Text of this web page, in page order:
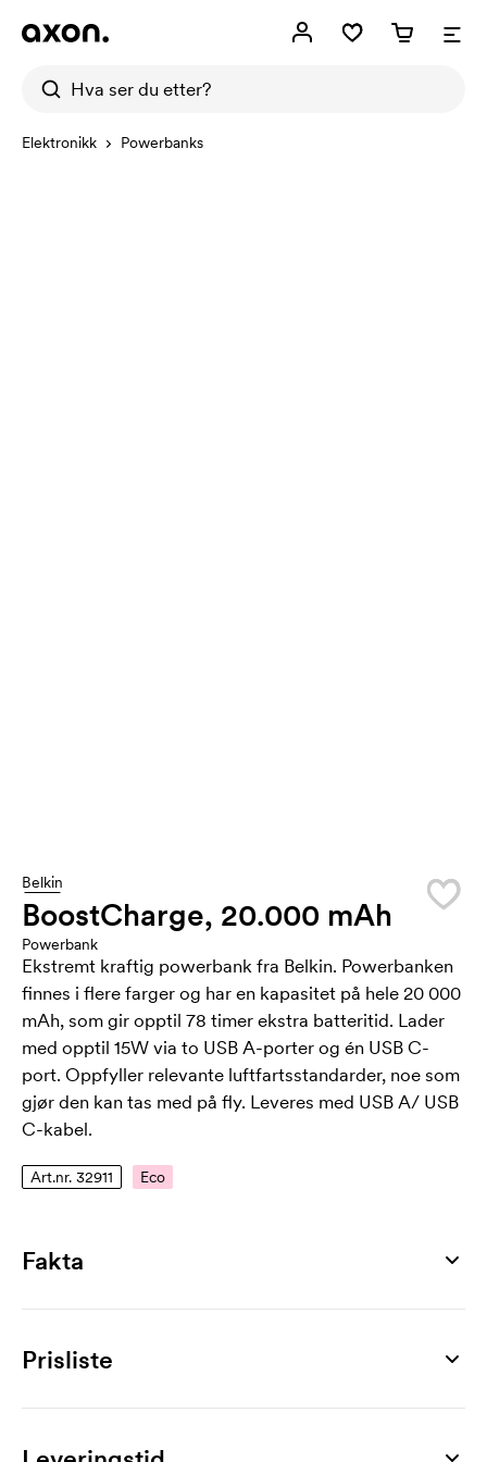
Elektronikk Powerbanks
Belkin
BoostCharge, 20.000 mAh
Powerbank
Ekstremt kraftig powerbank fra Belkin. Powerbanken
finnes i flere farger og har en kapasitet på hele 20 000
mAh, som gir opptil 78 timer ekstra batteritid. Lader
med opptil 15W via to USB A-porter og én USB C-
port. Oppfyller relevante luftfartsstandarder, noe som
gjør den kan tas med på fly. Leveres med USB A/ USB
C-kabel.
Art.nr. 32911 Eco
Fakta
Mål
153 x 76 x 22 mm
Maks trykkflate
Prisliste
Produkt 10 stk 20 stk 30 stk 50 stk 100 stk
BoostCharge, 20.000 mAh